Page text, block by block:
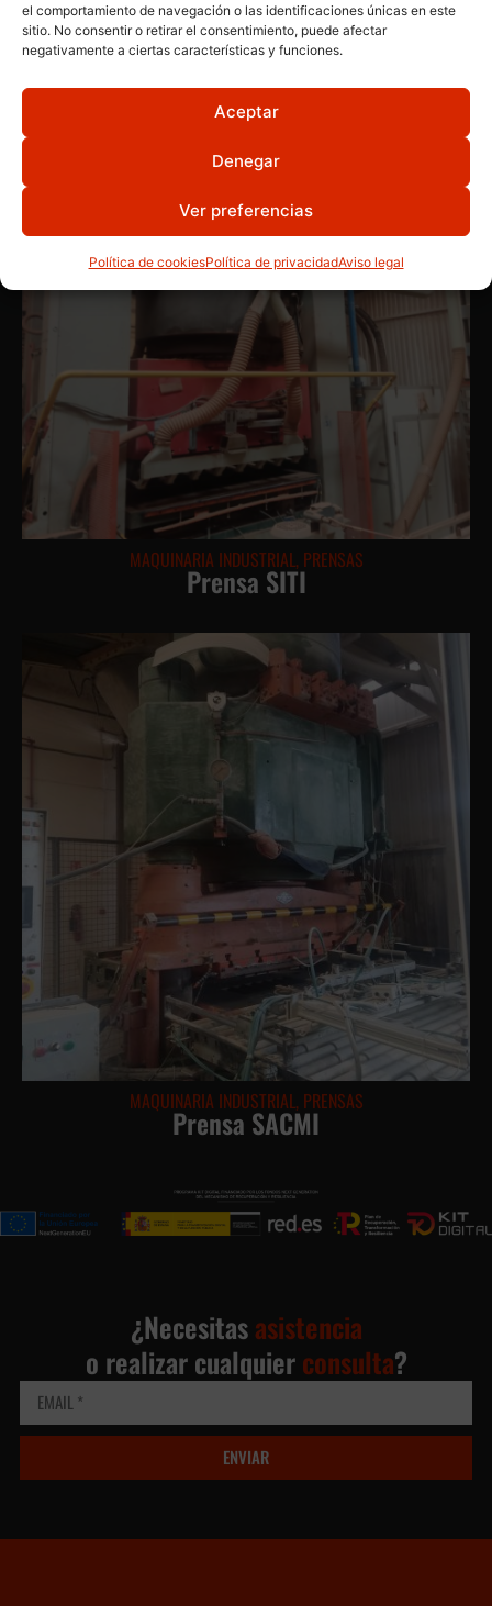
el comportamiento de navegación o las identificaciones únicas en este
sitio. No consentir o retirar el consentimiento, puede afectar
negativamente a ciertas características y funciones.
Aceptar
Denegar
Ver preferencias
Política de cookiesPolítica de privacidadAviso legal
MAQUINARIA INDUSTRIAL,MAQUINAS VARIADAS
Cocio con agitador y bomba
MAQUINARIA INDUSTRIAL, PRENSAS
Prensa SITI
MAQUINARIA INDUSTRIAL, PRENSAS
Prensa SACMI
¿Necesitasasistencia
o realizar cualquierconsulta?
ENVIAR